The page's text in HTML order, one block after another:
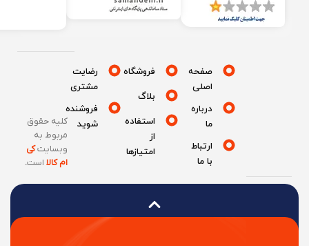
صفحه
درباره
ارتباط
فروشگاه
بلاگ
استفاده
امتیازها
رضایت
مشتری
فروشنده
شوید
کلیه حقوق
مربوط به
وبسایتکی
ام کالااست.